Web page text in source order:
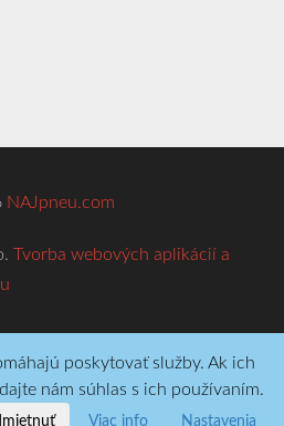
NAJpneu.com
Tvorba webových aplikácií a
poskytovať služby. Ak ich
nám súhlas s ich používaním.
Viac info Nastavenia